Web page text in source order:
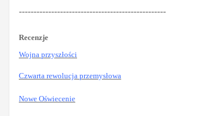
--------------------------------------------------
Recenzje
Wojna przyszłości
Czwarta rewolucja przemysłowa
Nowe Oświecenie